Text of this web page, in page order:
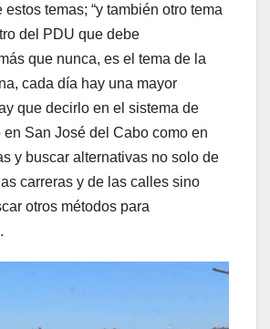
temas; “y también otro tema
del PDU que debe
que nunca, es el tema de la
cada día hay una mayor
que decirlo en el sistema de
en San José del Cabo como en
y buscar alternativas no solo de
carreras y de las calles sino
otros métodos para